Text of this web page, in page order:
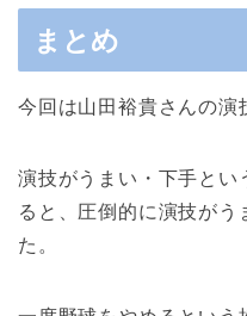
まとめ
今回は山田裕貴さんの演
演技がうまい・下手とい
ると、圧倒的に演技がう
た。